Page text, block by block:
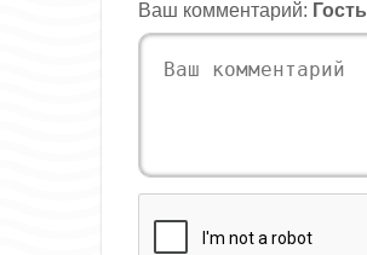
Ваш комментарий: Гость